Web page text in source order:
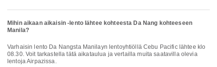
Mihin aikaan aikaisin -lento lähtee kohteesta Da Nang kohteeseen
Manila?
Varhaisin lento Da Nangsta Manilayn lentoyhtiöllä Cebu Pacific lähtee klo
08.30. Voit tarkastella tätä aikataulua ja vertailla muita saatavilla olevia
lentoja Airpazissa.